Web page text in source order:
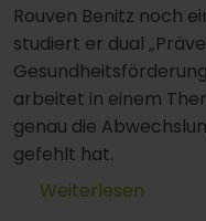
Rouven Benitz noch
studiert er dual
arbeitet in einem
genau die
gefehlt hat.
Weiterlesen